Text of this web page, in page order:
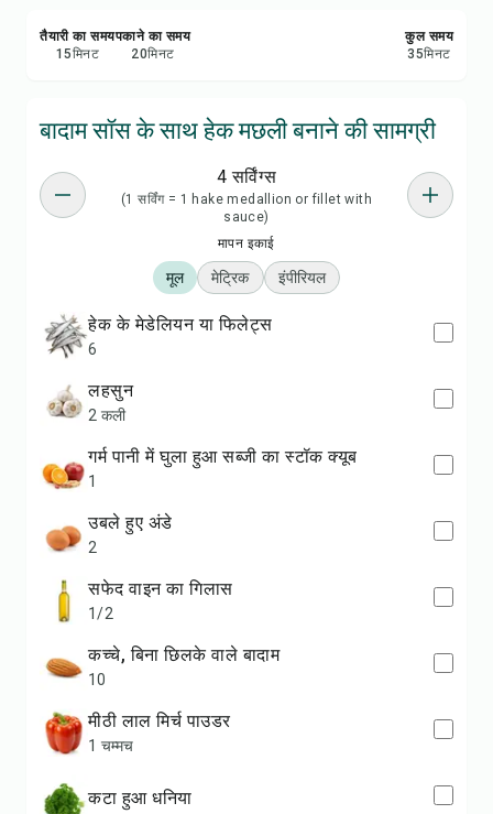
तैयारी का समय
15मिनट
पकाने का समय
20मिनट
कुल समय
35मिनट
बादाम सॉस के साथ हेक मछली बनाने की सामग्री
4 सर्विंग्स
(1 सर्विंग = 1 hake medallion or fillet with
sauce)
मापन इकाई
मूल मेट्रिक इंपीरियल
हेक के मेडेलियन या फिलेट्स
6
लहसुन
2 कली
गर्म पानी में घुला हुआ सब्जी का स्टॉक क्यूब
1
उबले हुए अंडे
2
सफेद वाइन का गिलास
1/2
कच्चे, बिना छिलके वाले बादाम
10
मीठी लाल मिर्च पाउडर
1 चम्मच
कटा हुआ धनिया